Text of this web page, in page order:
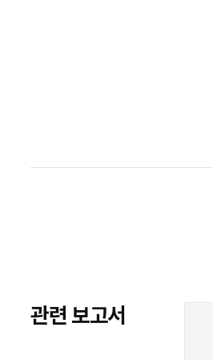
관련 보고서